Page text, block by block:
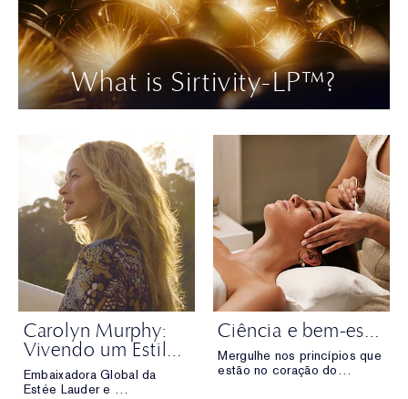
What is Sirtivity-LP™?
Carolyn Murphy:
Vivendo um Estilo de Vida de Longevidade
Embaixadora Global da
Estée Lauder e
Ciência e bem-estar para uma vida mais plena
Mergulhe nos princípios que
estão no coração do